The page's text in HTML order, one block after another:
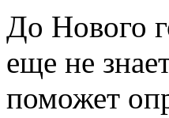
До Нового
еще не
поможет